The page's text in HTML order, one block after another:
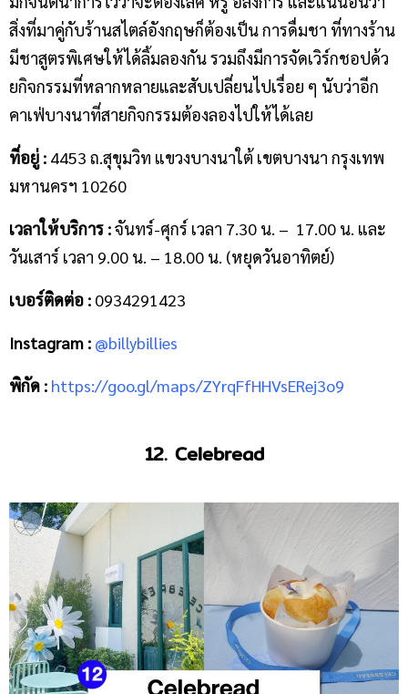
สิ่งที่มาคู่กับร้านสไตล์อังกฤษก็ต้องเป็น การดื่มชา ที่ทางร้าน
มีชาสูตรพิเศษให้ได้ลิ้มลองกัน รวมถึงมีการจัดเวิร์กชอปด้ว
ยกิจกรรมที่หลากหลายและสับเปลี่ยนไปเรื่อย ๆ นับว่าอีก
คาเฟ่บางนาที่สายกิจกรรมต้องลองไปให้ได้เลย
ที่อยู่ : 4453 ถ.สุขุมวิท แขวงบางนาใต้ เขตบางนา กรุงเทพ
มหานครฯ 10260
เวลาให้บริการ :จันทร์-ศุกร์ เวลา 7.30 น. – 17.00 น. และ
วันเสาร์ เวลา 9.00 น. – 18.00 น. (หยุดวันอาทิตย์)
เบอร์ติดต่อ : 0934291423
Instagram : @billybillies
พิกัด : https://goo.gl/maps/ZYrqFfHHVsERej3o9
12. Celebread